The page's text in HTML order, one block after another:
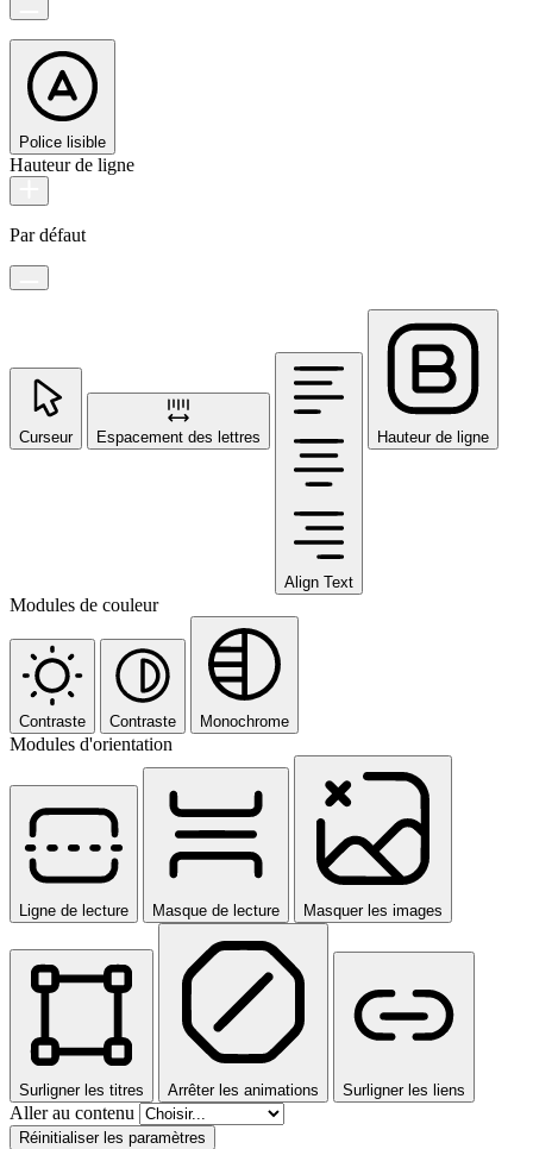
Police lisible
Hauteur de ligne
Par défaut
Curseur Espacement des lettres
Align Text
Hauteur de ligne
Modules de couleur
Contraste Contraste Monochrome
Modules d'orientation
Ligne de lecture Masque de lecture Masquer les images
Surligner les titres Arrêter les animations Surligner les liens
Aller au contenu
Réinitialiser les paramètres